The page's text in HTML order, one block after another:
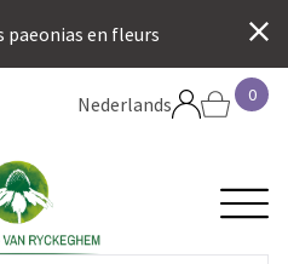
paeonias en fleurs
Nederlands 0